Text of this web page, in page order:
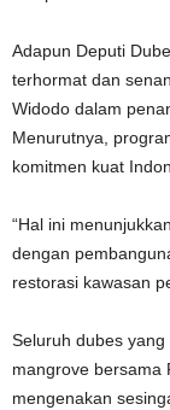
Adapun Deputi
terhormat dan
Widodo dalam
Menurutnya,
komitmen kuat
“Hal ini
dengan
restorasi kawasan
Seluruh dubes
mangrove bersama
mengenakan